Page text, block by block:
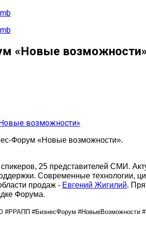
«Новые
Форум «Новые возможности».
спикеров, 25 представителей СМИ.
Современные технологии,
продаж - Евгений Жигилий.
Форума.
#РРАПП #БизнесФорум #НовыеВозможности